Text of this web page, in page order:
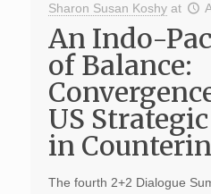
Sharon Susan Koshy at
An Indo-
of Balance:
US
in
The fourth 2+2 Dialogue